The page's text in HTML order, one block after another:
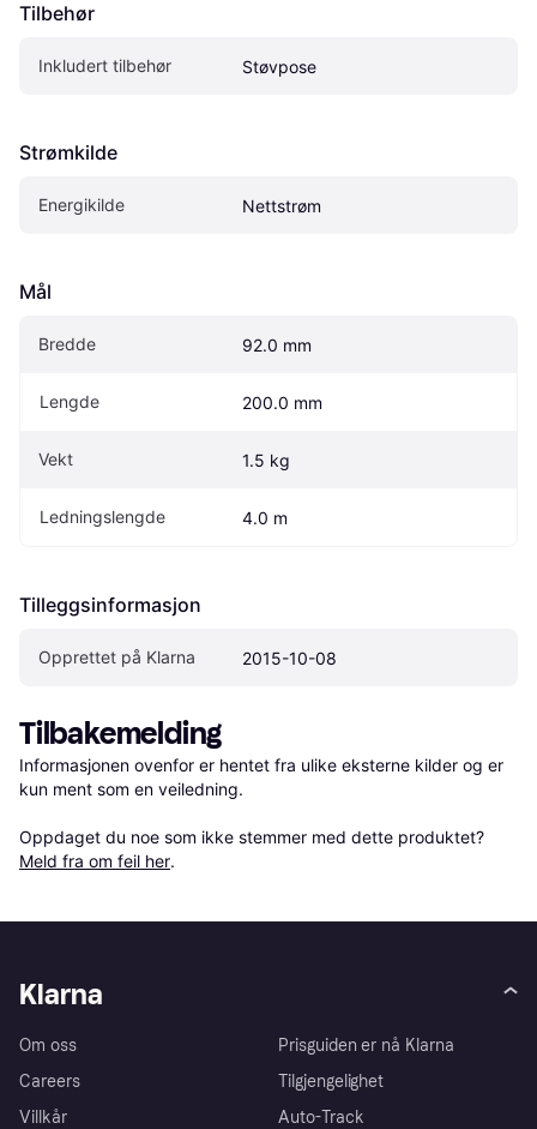
Tilbehør
Inkludert tilbehør Støvpose
Strømkilde
Energikilde Nettstrøm
Mål
Bredde 92.0 mm
Lengde 200.0 mm
Vekt 1.5 kg
Ledningslengde 4.0 m
Tilleggsinformasjon
Opprettet på Klarna 2015-10-08
Tilbakemelding
Informasjonen ovenfor er hentet fra ulike eksterne kilder og er
kun ment som en veiledning.
Oppdaget du noe som ikke stemmer med dette produktet?
Meld fra om feil her.
Klarna
Om oss
Careers
Villkår
Prisguiden er nå Klarna
Tilgjengelighet
Auto-Track